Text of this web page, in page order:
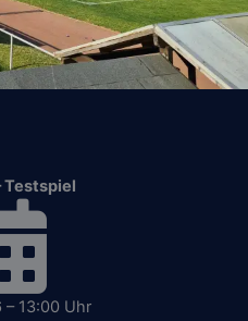
Testspiel
– 13:00 Uhr